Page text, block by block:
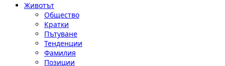
Животът
Общество
Кратки
Пътуване
Тенденции
Фамилия
Позиции